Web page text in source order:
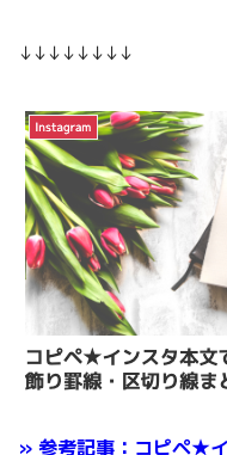
↓↓↓↓↓↓↓↓
» 参考記事：コピペ★